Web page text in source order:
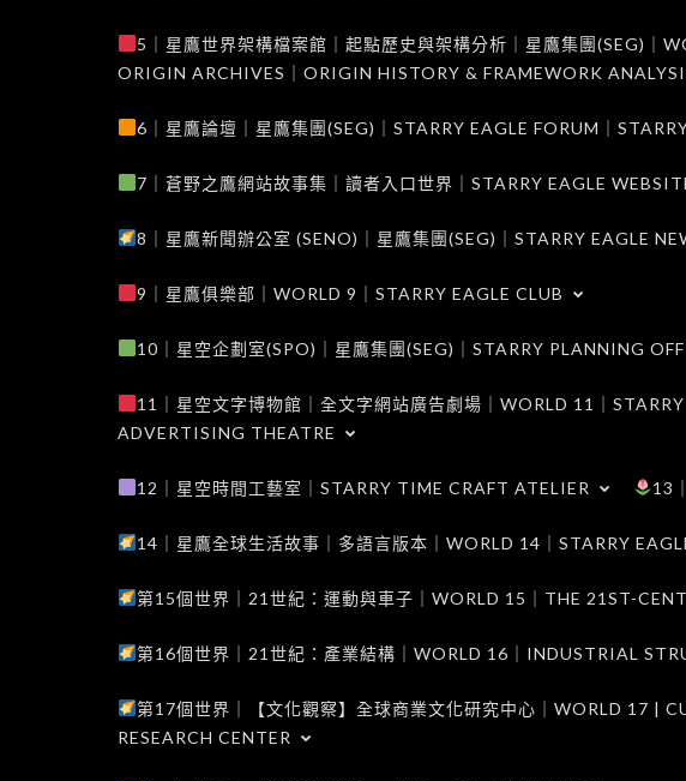
5｜星鷹世界架構檔案館｜起點歷史與架構分析｜星鷹集團(SEG)｜
ORIGIN ARCHIVES｜ORIGIN HISTORY & FRAMEWORK
6｜星鷹論壇｜星鷹集團(SEG)｜STARRY EAGLE FORUM｜
7｜蒼野之鷹網站故事集｜讀者入口世界｜STARRY EAGLE
8｜星鷹新聞辦公室 (SENO)｜星鷹集團(SEG)｜STARRY EAGLE
9｜星鷹俱樂部｜WORLD 9｜STARRY EAGLE CLUB
10｜星空企劃室(SPO)｜星鷹集團(SEG)｜STARRY PLANNING
11｜星空文字博物館｜全文字網站廣告劇場｜WORLD 11｜
ADVERTISING THEATRE
12｜星空時間工藝室｜STARRY TIME CRAFT ATELIER 13
14｜星鷹全球生活故事｜多語言版本｜WORLD 14｜STARRY
第15個世界｜21世紀：運動與車子｜WORLD 15｜THE 21ST-
第16個世界｜21世紀：產業結構｜WORLD 16｜INDUSTRIAL
第17個世界｜【文化觀察】全球商業文化研究中心｜WORLD 17 |
RESEARCH CENTER